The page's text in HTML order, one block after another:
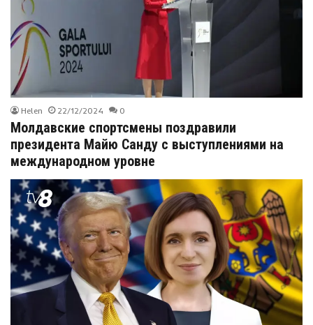
Helen 22/12/2024 0
Молдавские спортсмены поздравили
президента Майю Санду с выступлениями на
международном уровне